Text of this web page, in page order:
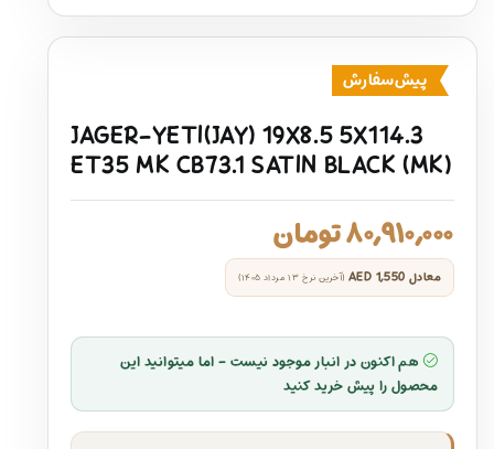
پیش‌سفارش
JAGER-YETI(JAY) 19X8.5 5X114.3
ET35 MK CB73.1 SATIN BLACK (MK)
۸۰,۹۱۰,۰۰۰تومان
معادل AED 1,550 (آخرین نرخ ۱۳ مرداد ۱۴۰۵)
هم اکنون در انبار موجود نیست - اما میتوانید این
محصول را پیش خرید کنید